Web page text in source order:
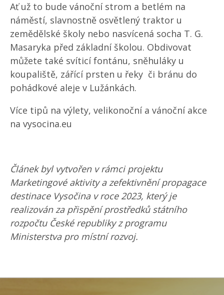
Ať už to bude vánoční strom a betlém na
náměstí, slavnostně osvětlený traktor u
zemědělské školy nebo nasvícená socha T. G.
Masaryka před základní školou. Obdivovat
můžete také svíticí fontánu, sněhuláky u
koupaliště, zářící prsten u řeky či bránu do
pohádkové aleje v Lužánkách.
Více tipů na výlety, velikonoční a vánoční akce
na vysocina.eu
Článek byl vytvořen v rámci projektu
Marketingové aktivity a zefektivnění propagace
destinace Vysočina v roce 2023, který je
realizován za přispění prostředků státního
rozpočtu České republiky z programu
Ministerstva pro místní rozvoj.